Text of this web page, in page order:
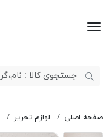
صفحه اصلی لوازم تحریر